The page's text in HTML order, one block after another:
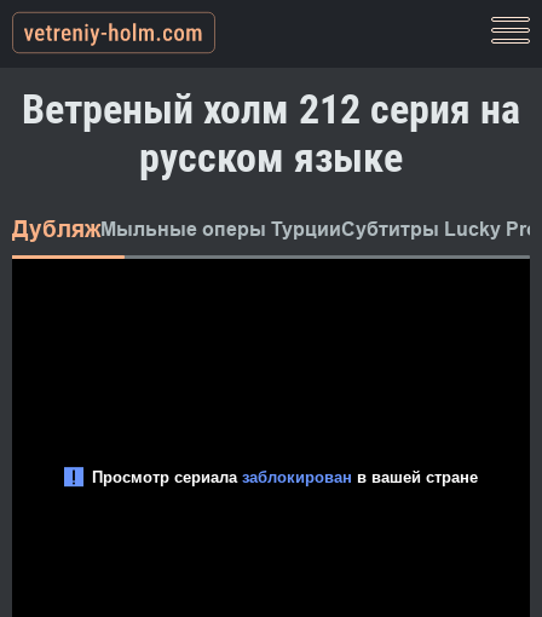
Ветреный холм 212 серия на
русском языке
ДубляжМыльные оперы ТурцииСубтитры Lucky